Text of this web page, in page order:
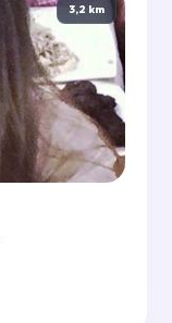
3,2 km